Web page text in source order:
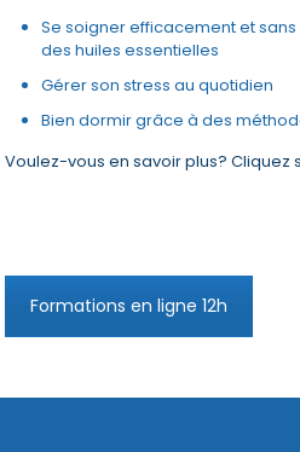
Se soigner efficacement et
des huiles essentielles
Gérer son stress au quotidien
Bien dormir grâce à des
Voulez-vous en savoir plus? Cliquez
Formations en ligne 12h